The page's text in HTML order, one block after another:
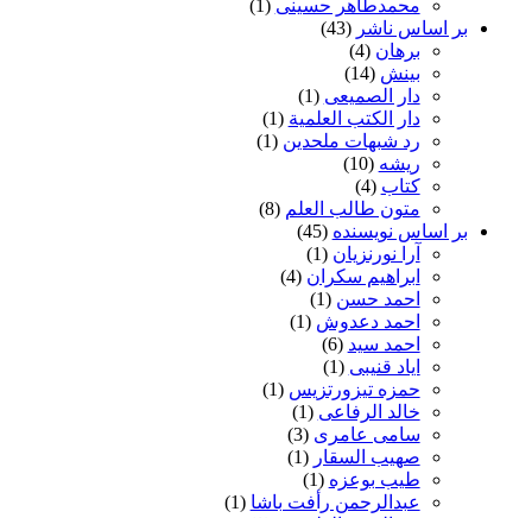
محمدطاهر حسینی (1)
بر اساس ناشر (43)
برهان (4)
بینش (14)
دار الصمیعی (1)
دار الکتب العلمیة (1)
رد شبهات ملحدین (1)
ریشه (10)
کتاب (4)
متون طالب العلم (8)
بر اساس نویسنده (45)
آرا نورنزیان (1)
ابراهیم سکران (4)
احمد حسن (1)
احمد دعدوش (1)
احمد سید (6)
ایاد قنیبی (1)
حمزه تیزورتزیس (1)
خالد الرفاعی (1)
سامی عامری (3)
صهیب السقار (1)
طیب بوعزه (1)
عبدالرحمن رأفت باشا (1)